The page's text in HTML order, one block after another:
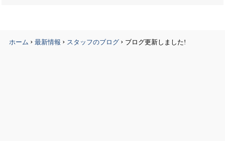
ホーム › 最新情報 › スタッフのブログ › ブログ更新しました!